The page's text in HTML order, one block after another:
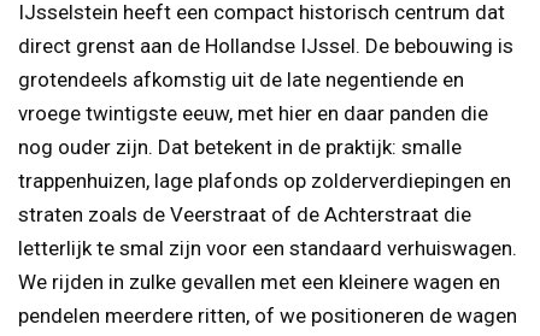
IJsselstein heeft een compact historisch centrum dat
direct grenst aan de Hollandse IJssel. De bebouwing is
grotendeels afkomstig uit de late negentiende en
vroege twintigste eeuw, met hier en daar panden die
nog ouder zijn. Dat betekent in de praktijk: smalle
trappenhuizen, lage plafonds op zolderverdiepingen en
straten zoals de Veerstraat of de Achterstraat die
letterlijk te smal zijn voor een standaard verhuiswagen.
We rijden in zulke gevallen met een kleinere wagen en
pendelen meerdere ritten, of we positioneren de wagen